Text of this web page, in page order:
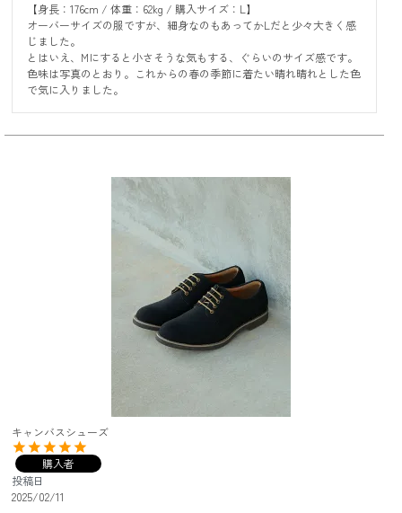
【身長：176cm / 体重：62kg / 購入サイズ：L】
オーバーサイズの服ですが、細身なのもあってかLだと少々大きく感
じました。
とはいえ、Mにすると小さそうな気もする、ぐらいのサイズ感です。
色味は写真のとおり。これからの春の季節に着たい晴れ晴れとした色
で気に入りました。
キャンバスシューズ
購入者
投稿日
2025/02/11